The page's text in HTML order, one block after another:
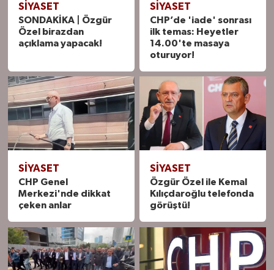
SIYASET
SONDAKİKA | Özgür
Özel birazdan
açıklama yapacak!
SIYASET
CHP’de 'iade' sonrası
ilk temas: Heyetler
14.00'te masaya
oturuyor!
SIYASET
CHP Genel
Merkezi'nde dikkat
çeken anlar
SIYASET
Özgür Özel ile Kemal
Kılıçdaroğlu telefonda
görüştü!